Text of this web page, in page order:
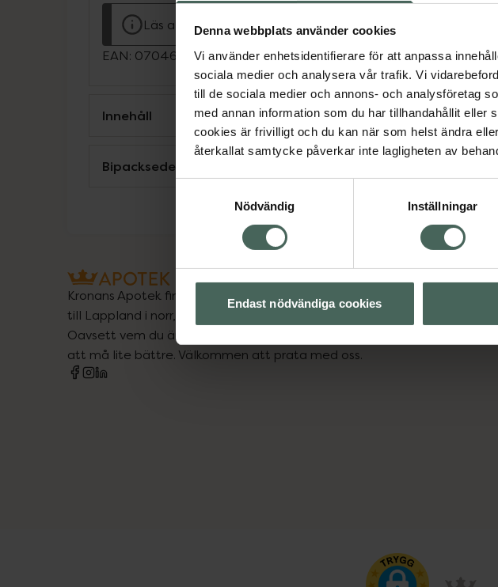
Denna webbplats använder cookies
Vi använder enhetsidentifierare för att anpassa
sociala medier och analysera vår trafik. Vi
till de sociala medier och annons- och analysföretag
med annan information som du har tillhandahållit
cookies är frivilligt och du kan när som helst ändra
återkallat samtycke påverkar inte lagligheten av
Nödvändig
Inställningar
Endast nödvändiga cookies
Läs alltid bipacksedeln innan användning.
EAN: 07046265742524
Innehåll Visa
Bipacksedel från FASS
Kronans Apotek finns här för dig. Du hittar oss från Skåne i syd
till Lappland i norr, och online i mobilen och på datorn.
Oavsett vem du är så är det vårt uppdrag att hjälpa just dig
att må lite bättre. Välkommen att prata med oss.